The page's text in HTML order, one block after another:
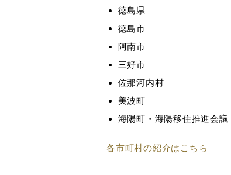
徳島県
徳島市
阿南市
三好市
佐那河内村
美波町
海陽町・海陽移住推進会議
各市町村の紹介はこちら